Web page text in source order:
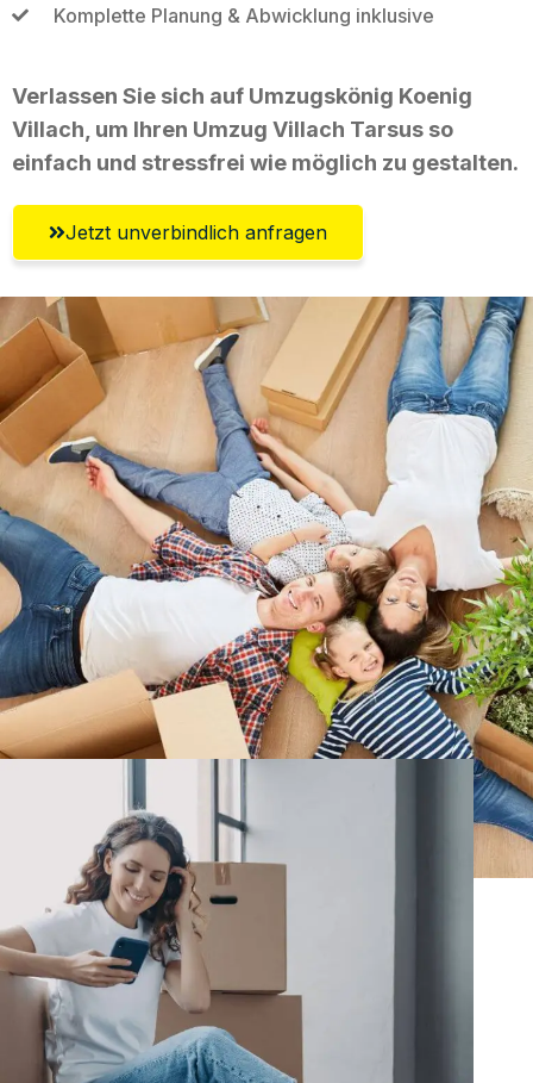
Komplette Planung & Abwicklung inklusive
Verlassen Sie sich auf Umzugskönig Koenig
Villach, um Ihren Umzug Villach Tarsus so
einfach und stressfrei wie möglich zu gestalten.
Jetzt unverbindlich anfragen